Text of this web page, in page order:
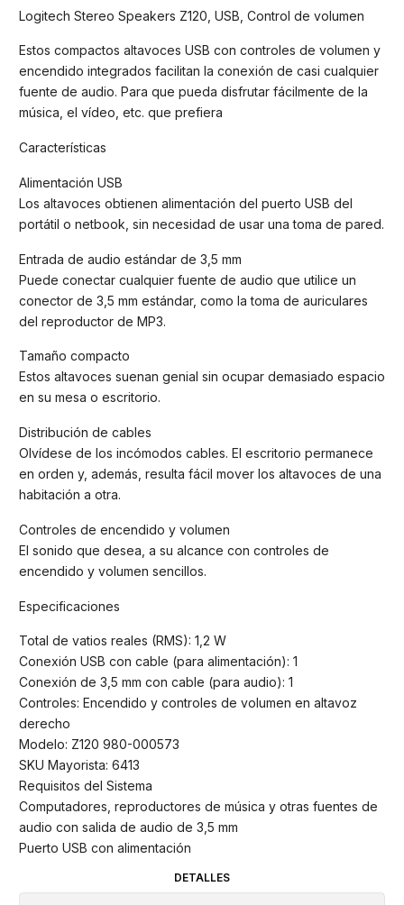
Logitech Stereo Speakers Z120, USB, Control de volumen
Estos compactos altavoces USB con controles de volumen y
encendido integrados facilitan la conexión de casi cualquier
fuente de audio. Para que pueda disfrutar fácilmente de la
música, el vídeo, etc. que prefiera
Características
Alimentación USB
Los altavoces obtienen alimentación del puerto USB del
portátil o netbook, sin necesidad de usar una toma de pared.
Entrada de audio estándar de 3,5 mm
Puede conectar cualquier fuente de audio que utilice un
conector de 3,5 mm estándar, como la toma de auriculares
del reproductor de MP3.
Tamaño compacto
Estos altavoces suenan genial sin ocupar demasiado espacio
en su mesa o escritorio.
Distribución de cables
Olvídese de los incómodos cables. El escritorio permanece
en orden y, además, resulta fácil mover los altavoces de una
habitación a otra.
Controles de encendido y volumen
El sonido que desea, a su alcance con controles de
encendido y volumen sencillos.
Especificaciones
Total de vatios reales (RMS): 1,2 W
Conexión USB con cable (para alimentación): 1
Conexión de 3,5 mm con cable (para audio): 1
Controles: Encendido y controles de volumen en altavoz
derecho
Modelo: Z120 980-000573
SKU Mayorista: 6413
Requisitos del Sistema
Computadores, reproductores de música y otras fuentes de
audio con salida de audio de 3,5 mm
Puerto USB con alimentación
DETALLES